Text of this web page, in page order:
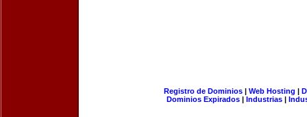
Registro de Dominios| Web Hosting |
Dominios Expirados | Industrias |